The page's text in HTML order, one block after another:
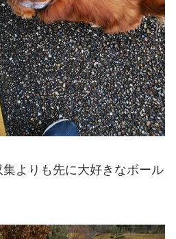
よりも先に大好きなボール